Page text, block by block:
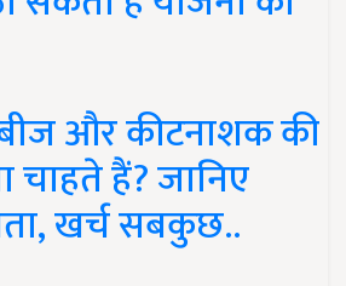
और कीटनाशक की
हैं? जानिए
खर्च सबकुछ..